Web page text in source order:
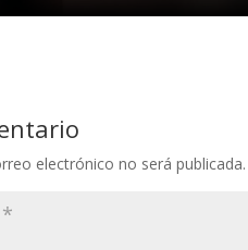
electrónico no será publicada.